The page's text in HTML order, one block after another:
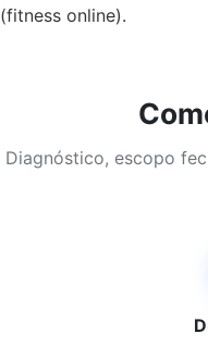
(fitness online).
Diagnóstico, escopo